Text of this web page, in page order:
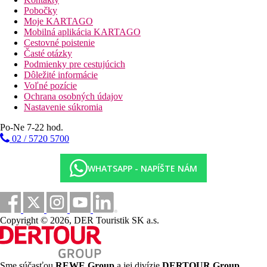
Stravovanie
Bez stravovania
Vzdialenosti
45 km
Vzdialenosť od najbližšieho letiska
Pláž
Plážová dovolenka
Ležadlá a slnečníky pri bazéne zadarmo
Bar pri bazéne
Fotogaléria
Pobočky
Moje KARTAGO
Mobilná aplikácia KARTAGO
Cestovné poistenie
Časté otázky
Podmienky pre cestujúcich
Dôležité informácie
Voľné pozície
Ochrana osobných údajov
Nastavenie súkromia
Po-Ne 7-22 hod.
02 / 5720 5700
WHATSAPP - NAPÍŠTE NÁM
Copyright © 2026, DER Touristik SK a.s.